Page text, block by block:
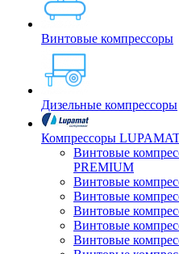
Винтовые компрессоры
Дизельные компрессоры
Компрессоры
Винтовые
PREMIUM
Винтовые
Винтовые
Винтовые
Винтовые
Винтовые